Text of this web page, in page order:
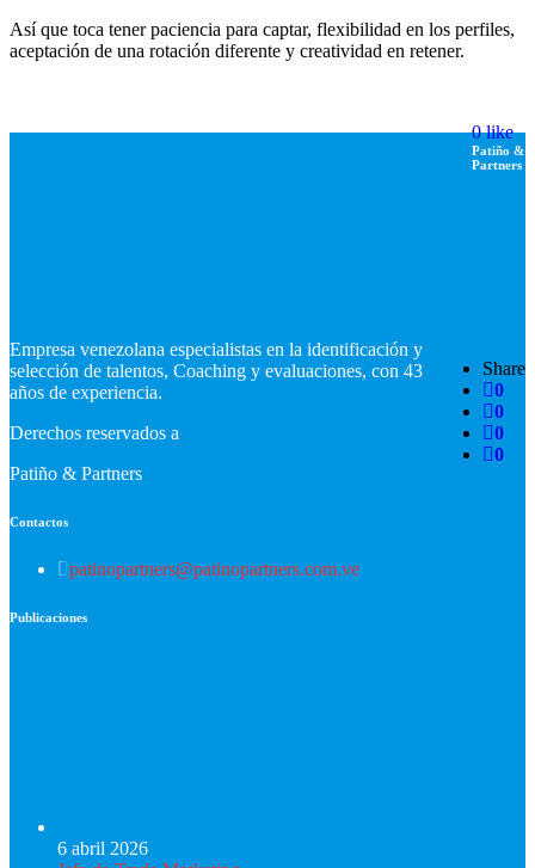
Así que toca tener paciencia para captar, flexibilidad en los perfiles,
aceptación de una rotación diferente y creatividad en retener.
0like
Share
0
0
0
0
Patiño &
Partners
Empresa venezolana especialistas en la identificación y
selección de talentos, Coaching y evaluaciones, con 43
años de experiencia.
Derechos reservados a
Patiño & Partners
Contactos
patinopartners@patinopartners.com.ve
Publicaciones
6 abril 2026